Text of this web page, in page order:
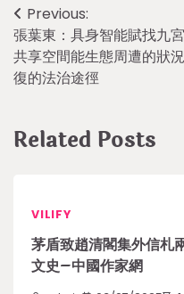
Post
navigation
Previous:
張葉東：具身智能賦找九
共享空間能生態周遭的狀
復的法治途徑
Related Posts
VILIFY
茅盾致趙清閣集外信
文史–中國作家網